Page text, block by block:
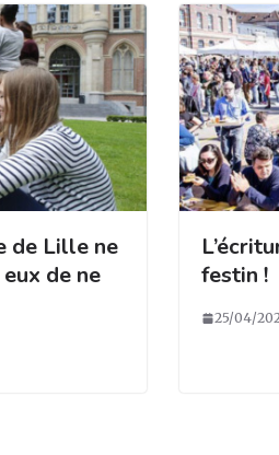
de Lille ne
de ne
festin !
25/04/